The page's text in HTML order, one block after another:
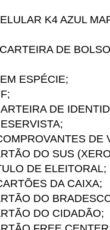
K4 AZUL
DE
ESPÉCIE;
DE
DE
DO SUS
DE ELEITORAL;
DA CAIXA;
DO
DO CIDADÃO;